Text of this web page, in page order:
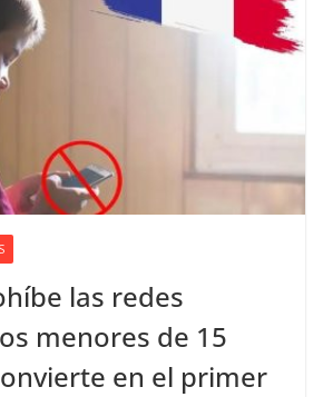
las redes
menores de 15
en el primer